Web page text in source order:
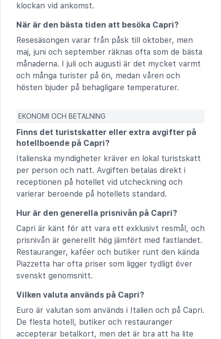
klockan vid ankomst.
När är den bästa tiden att besöka Capri?
Resesäsongen varar från påsk till oktober, men
maj, juni och september räknas ofta som de bästa
månaderna. I juli och augusti är det mycket varmt
och många turister på ön, medan våren och
hösten bjuder på behagligare temperaturer.
EKONOMI OCH BETALNING
Finns det turistskatter eller extra avgifter på
hotellboende på Capri?
Italienska myndigheter kräver en lokal turistskatt
per person och natt. Avgiften betalas direkt i
receptionen på hotellet vid utcheckning och
varierar beroende på hotellets standard.
Hur är den generella prisnivån på Capri?
Capri är känt för att vara ett exklusivt resmål, och
prisnivån är generellt hög jämfört med fastlandet.
Restauranger, kaféer och butiker runt den kända
Piazzetta har ofta priser som ligger tydligt över
svenskt genomsnitt.
Vilken valuta används på Capri?
Euro är valutan som används i Italien och på Capri.
De flesta hotell, butiker och restauranger
accepterar betalkort, men det är bra att ha lite